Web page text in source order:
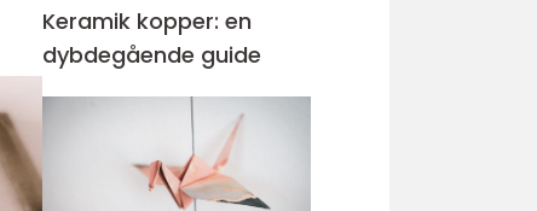
Keramik kopper: en
dybdegående guide